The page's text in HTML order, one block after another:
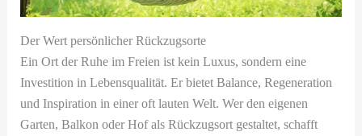
Der Wert persönlicher Rückzugsorte
Ein Ort der Ruhe im Freien ist kein Luxus, sondern eine
Investition in Lebensqualität. Er bietet Balance, Regeneration
und Inspiration in einer oft lauten Welt. Wer den eigenen
Garten, Balkon oder Hof als Rückzugsort gestaltet, schafft